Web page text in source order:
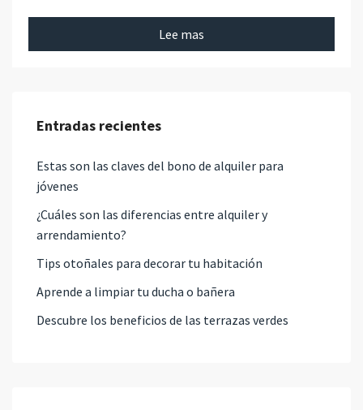
Lee mas
Entradas recientes
Estas son las claves del bono de alquiler para
jóvenes
¿Cuáles son las diferencias entre alquiler y
arrendamiento?
Tips otoñales para decorar tu habitación
Aprende a limpiar tu ducha o bañera
Descubre los beneficios de las terrazas verdes